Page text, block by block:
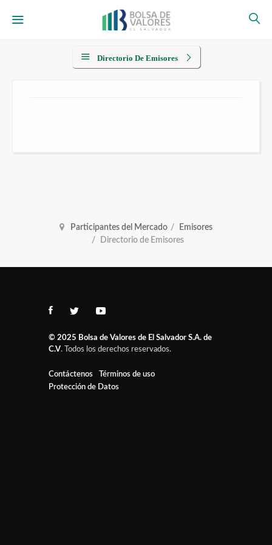
Directorio De Emisores
Participantes del Mercado
Emisores
Directorio de Emisores
© 2025 Bolsa de Valores de El Salvador S.A. de
C.V. Todos los derechos reservados.
Contáctenos
Términos de uso
Protección de Datos